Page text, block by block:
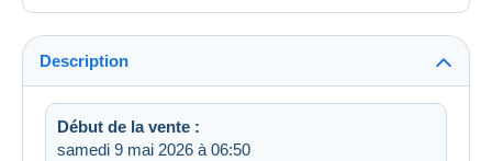
Description
Début de la vente :
samedi 9 mai 2026 à 06:50